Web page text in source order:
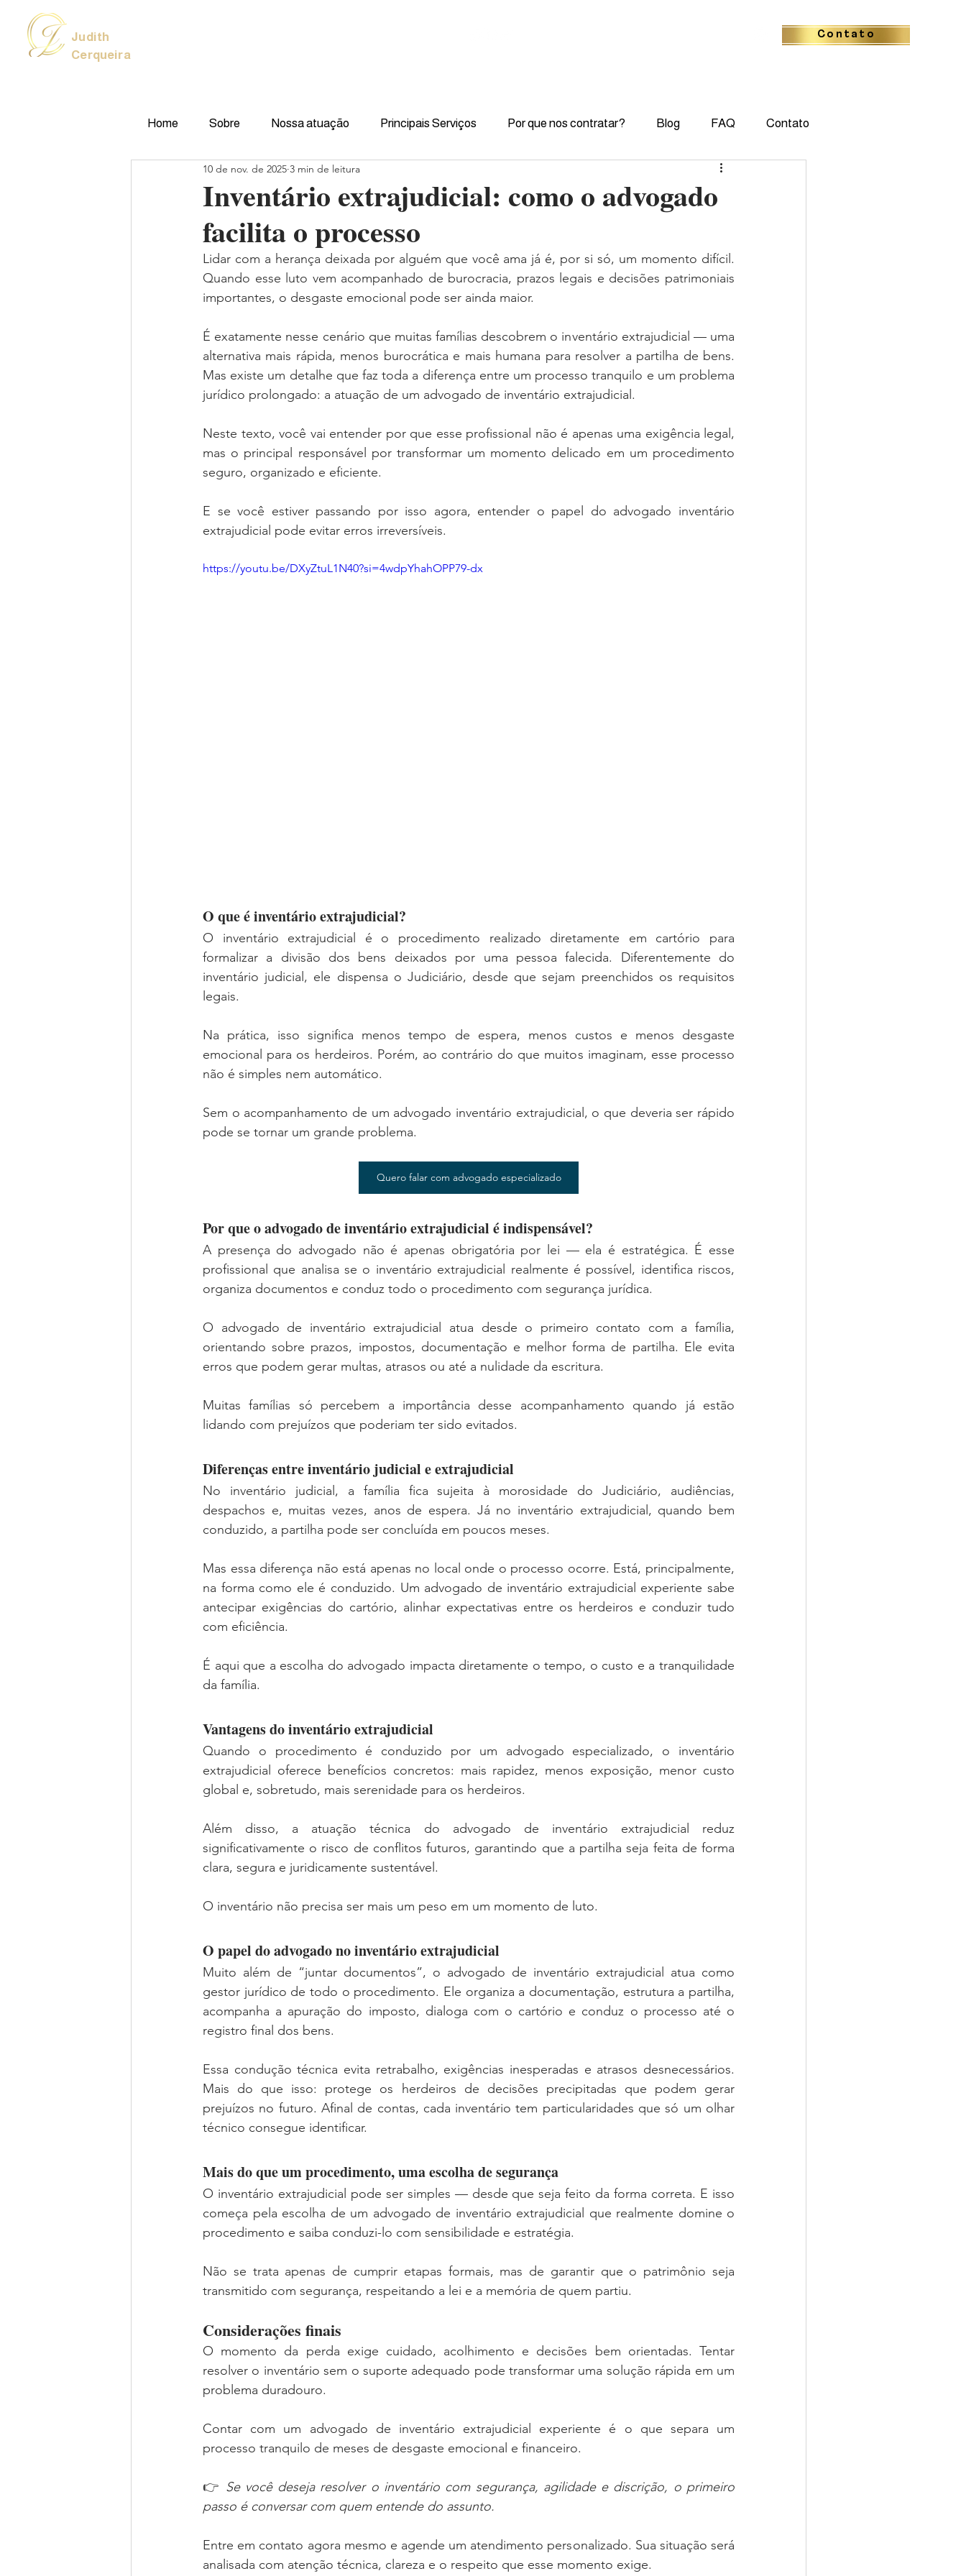
Judith
Cerqueira
Contato
Home Sobre Nossa atuação Principais Serviços Por que nos contratar? Blog FAQ Contato
Inventário extrajudicial: como o advogado
facilita o processo
10 de nov. de 2025 3 min de leitura
Lidar com a herança deixada por alguém que você ama já é, por si só, um momento difícil.
Quando esse luto vem acompanhado de burocracia, prazos legais e decisões patrimoniais
importantes, o desgaste emocional pode ser ainda maior.
É exatamente nesse cenário que muitas famílias descobrem o inventário extrajudicial — uma
alternativa mais rápida, menos burocrática e mais humana para resolver a partilha de bens.
Mas existe um detalhe que faz toda a diferença entre um processo tranquilo e um problema
jurídico prolongado: a atuação de um advogado de inventário extrajudicial.
Neste texto, você vai entender por que esse profissional não é apenas uma exigência legal,
mas o principal responsável por transformar um momento delicado em um procedimento
seguro, organizado e eficiente.
E se você estiver passando por isso agora, entender o papel do advogado inventário
extrajudicial pode evitar erros irreversíveis.
https://youtu.be/DXyZtuL1N40?si=4wdpYhahOPP79-dx
O que é inventário extrajudicial?
O inventário extrajudicial é o procedimento realizado diretamente em cartório para
formalizar a divisão dos bens deixados por uma pessoa falecida. Diferentemente do
inventário judicial, ele dispensa o Judiciário, desde que sejam preenchidos os requisitos
legais.
Na prática, isso significa menos tempo de espera, menos custos e menos desgaste
emocional para os herdeiros. Porém, ao contrário do que muitos imaginam, esse processo
não é simples nem automático.
Sem o acompanhamento de um advogado inventário extrajudicial, o que deveria ser rápido
pode se tornar um grande problema.
Quero falar com advogado especializado
Por que o advogado de inventário extrajudicial é indispensável?
A presença do advogado não é apenas obrigatória por lei — ela é estratégica. É esse
profissional que analisa se o inventário extrajudicial realmente é possível, identifica riscos,
organiza documentos e conduz todo o procedimento com segurança jurídica.
O advogado de inventário extrajudicial atua desde o primeiro contato com a família,
orientando sobre prazos, impostos, documentação e melhor forma de partilha. Ele evita
erros que podem gerar multas, atrasos ou até a nulidade da escritura.
Muitas famílias só percebem a importância desse acompanhamento quando já estão
lidando com prejuízos que poderiam ter sido evitados.
Diferenças entre inventário judicial e extrajudicial
No inventário judicial, a família fica sujeita à morosidade do Judiciário, audiências,
despachos e, muitas vezes, anos de espera. Já no inventário extrajudicial, quando bem
conduzido, a partilha pode ser concluída em poucos meses.
Mas essa diferença não está apenas no local onde o processo ocorre. Está, principalmente,
na forma como ele é conduzido. Um advogado de inventário extrajudicial experiente sabe
antecipar exigências do cartório, alinhar expectativas entre os herdeiros e conduzir tudo
com eficiência.
É aqui que a escolha do advogado impacta diretamente o tempo, o custo e a tranquilidade
da família.
Vantagens do inventário extrajudicial
Quando o procedimento é conduzido por um advogado especializado, o inventário
extrajudicial oferece benefícios concretos: mais rapidez, menos exposição, menor custo
global e, sobretudo, mais serenidade para os herdeiros.
Além disso, a atuação técnica do advogado de inventário extrajudicial reduz
significativamente o risco de conflitos futuros, garantindo que a partilha seja feita de forma
clara, segura e juridicamente sustentável.
O inventário não precisa ser mais um peso em um momento de luto.
O papel do advogado no inventário extrajudicial
Muito além de “juntar documentos”, o advogado de inventário extrajudicial atua como
gestor jurídico de todo o procedimento. Ele organiza a documentação, estrutura a partilha,
acompanha a apuração do imposto, dialoga com o cartório e conduz o processo até o
registro final dos bens.
Essa condução técnica evita retrabalho, exigências inesperadas e atrasos desnecessários.
Mais do que isso: protege os herdeiros de decisões precipitadas que podem gerar
prejuízos no futuro. Afinal de contas, cada inventário tem particularidades que só um olhar
técnico consegue identificar.
Mais do que um procedimento, uma escolha de segurança
O inventário extrajudicial pode ser simples — desde que seja feito da forma correta. E isso
começa pela escolha de um advogado de inventário extrajudicial que realmente domine o
procedimento e saiba conduzi-lo com sensibilidade e estratégia.
Não se trata apenas de cumprir etapas formais, mas de garantir que o patrimônio seja
transmitido com segurança, respeitando a lei e a memória de quem partiu.
Considerações finais
O momento da perda exige cuidado, acolhimento e decisões bem orientadas. Tentar
resolver o inventário sem o suporte adequado pode transformar uma solução rápida em um
problema duradouro.
Contar com um advogado de inventário extrajudicial experiente é o que separa um
processo tranquilo de meses de desgaste emocional e financeiro.
👉 Se você deseja resolver o inventário com segurança, agilidade e discrição, o primeiro
passo é conversar com quem entende do assunto.
Entre em contato agora mesmo e agende um atendimento personalizado. Sua situação será
analisada com atenção técnica, clareza e o respeito que esse momento exige.